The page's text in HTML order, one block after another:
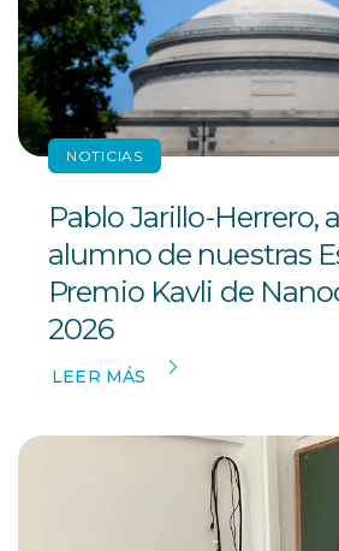
NOTICIAS
Pablo Jarillo-Herrero,
alumno de nuestras
Premio Kavli de
2026
LEER MÁS